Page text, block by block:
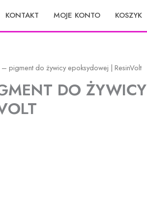
KONTAKT MOJE KONTO KOSZYK
– pigment do żywicy epoksydowej | ResinVolt
DO ŻYWICY